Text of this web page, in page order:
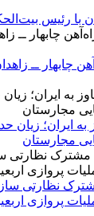
با رئیس
چابهار ــ
مجارستان
نظارتی
پروازی